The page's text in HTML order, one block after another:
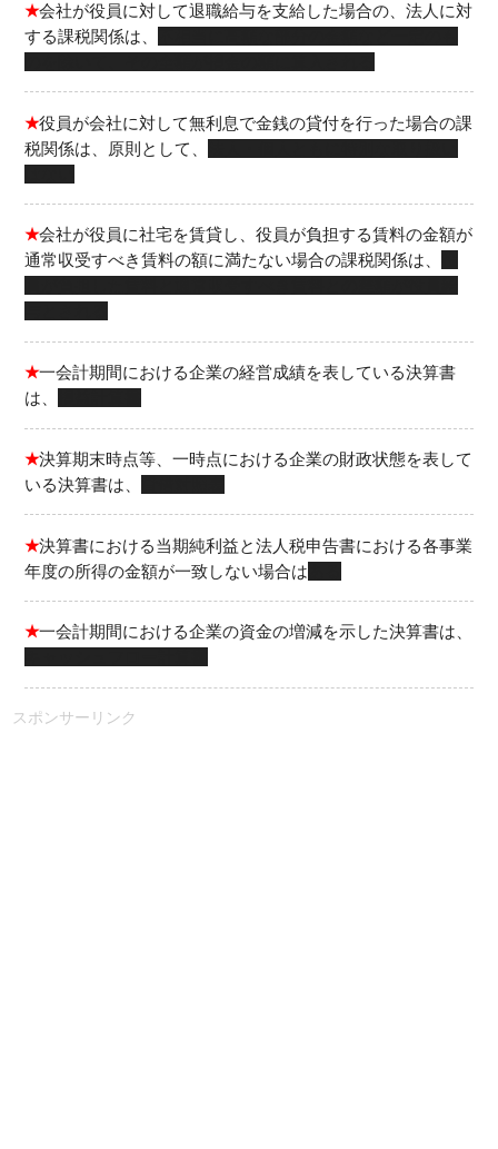
★会社が役員に対して退職給与を支給した場合の、法人に対
する課税関係は、
★役員が会社に対して無利息で金銭の貸付を行った場合の課
税関係は、原則として、
★会社が役員に社宅を賃貸し、役員が負担する賃料の金額が
通常収受すべき賃料の額に満たない場合の課税関係は、
★一会計期間における企業の経営成績を表している決算書
は、
★決算期末時点等、一時点における企業の財政状態を表して
いる決算書は、
★決算書における当期純利益と法人税申告書における各事業
年度の所得の金額が一致しない場合は
★一会計期間における企業の資金の増減を示した決算書は、
スポンサーリンク